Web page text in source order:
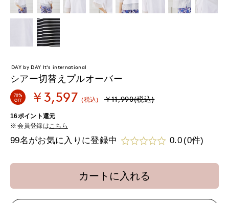
DAY by DAY It's international
シアー切替えプルオーバー
70%
OFF
￥3,597 (税込) ￥11,990(税込)
16ポイント還元
会員登録は こちら
99名がお気に入りに登録中 0.0 (0件)
カートに入れる